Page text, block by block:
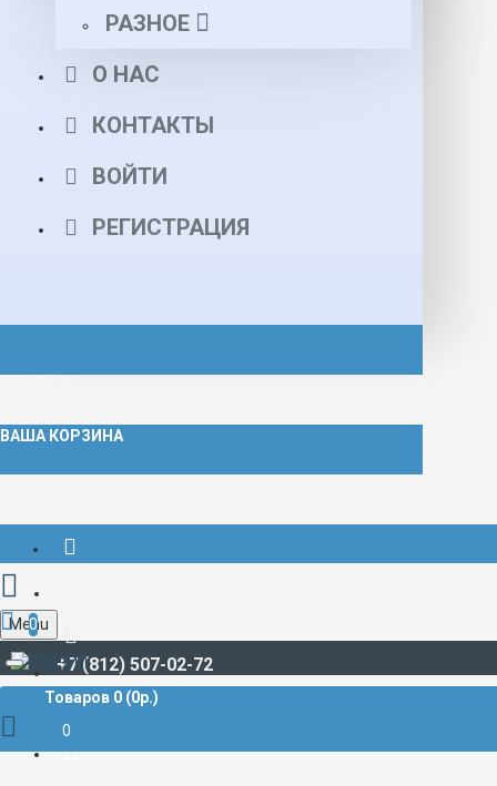
РАЗНОЕ
О НАС
КОНТАКТЫ
ВОЙТИ
РЕГИСТРАЦИЯ
ВАША КОРЗИНА
+7 (812) 507-02-72
Menu
0
Товаров 0 (0р.)
0
РАЗЪЁМЫ СУДОВЫЕ